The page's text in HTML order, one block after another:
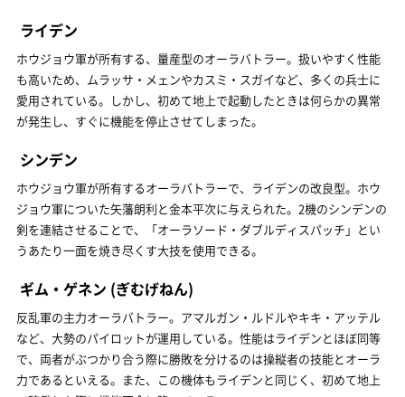
ライデン
ホウジョウ軍が所有する、量産型のオーラバトラー。扱いやすく性能
も高いため、ムラッサ・メェンやカスミ・スガイなど、多くの兵士に
愛用されている。しかし、初めて地上で起動したときは何らかの異常
が発生し、すぐに機能を停止させてしまった。
シンデン
ホウジョウ軍が所有するオーラバトラーで、ライデンの改良型。ホウ
ジョウ軍についた矢藩朗利と金本平次に与えられた。2機のシンデンの
剣を連結させることで、「オーラソード・ダブルディスパッチ」とい
うあたり一面を焼き尽くす大技を使用できる。
ギム・ゲネン (ぎむげねん)
反乱軍の主力オーラバトラー。アマルガン・ルドルやキキ・アッテル
など、大勢のパイロットが運用している。性能はライデンとほぼ同等
で、両者がぶつかり合う際に勝敗を分けるのは操縦者の技能とオーラ
力であるといえる。また、この機体もライデンと同じく、初めて地上